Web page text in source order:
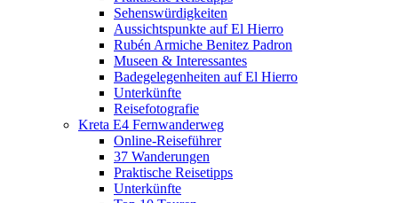
Sehenswürdigkeiten
Aussichtspunkte auf El Hierro
Rubén Armiche Benitez Padron
Museen & Interessantes
Badegelegenheiten auf El Hierro
Unterkünfte
Reisefotografie
Kreta E4 Fernwanderweg
Online-Reiseführer
37 Wanderungen
Praktische Reisetipps
Unterkünfte